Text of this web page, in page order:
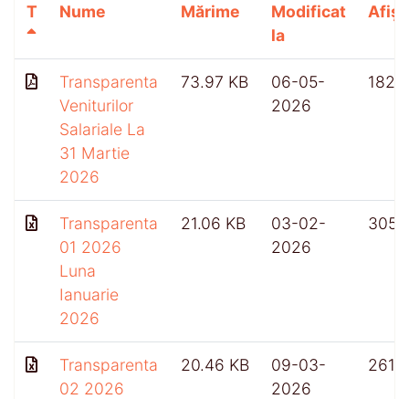
T Nume Mărime
Modificat
la
Transparenta
Veniturilor
Salariale La
31 Martie
2026
73.97 KB
06-05-
2026
182
Transparenta
01 2026
Luna
Ianuarie
2026
21.06 KB
03-02-
2026
305
Transparenta
02 2026
20.46 KB
09-03-
2026
261